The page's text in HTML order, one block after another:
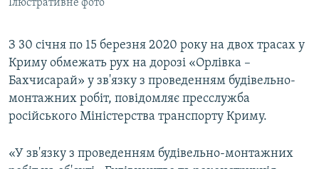
ІНФОГРАФІКА
ДОЛУЧАЙСЯ!
Усі сайти RFE/RL
Ілюстративне фото
З 30 січня по 15 березня 2020 року на двох трасах у
Криму обмежать рух на дорозі «Орлівка –
Бахчисарай» у зв'язку з проведенням будівельно-
монтажних робіт, повідомляє пресслужба
російського Міністерства транспорту Криму.
«У зв'язку з проведенням будівельно-монтажних